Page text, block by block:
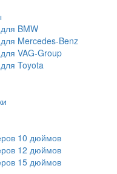
BMW
Mercedes-Benz
VAG-Group
Toyota
10 дюймов
12 дюймов
15 дюймов